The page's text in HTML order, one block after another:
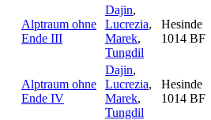
Alptraum ohne
Ende III
Dajin,
Lucrezia,
Marek,
Tungdil
Hesinde
1014 BF
Alptraum ohne
Ende IV
Dajin,
Lucrezia,
Marek,
Tungdil
Hesinde
1014 BF